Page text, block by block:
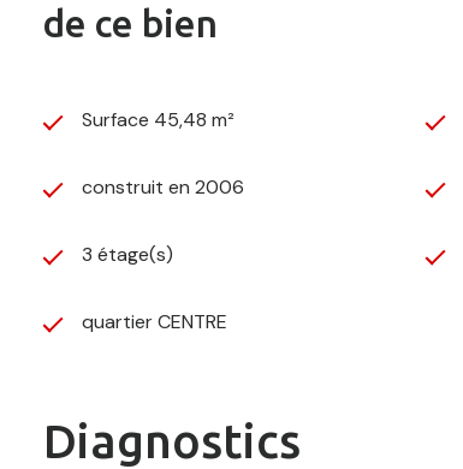
de ce bien
Surface 45,48 m²
construit en 2006
3 étage(s)
quartier CENTRE
Diagnostics